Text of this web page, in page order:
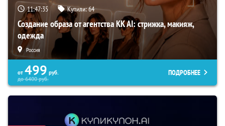
11:47:35 Купили:64
Создание образа от агентства KK AI: стрижка, макияж,
одежда
Россия
от 499 руб.
до6400руб.
ПОДРОБНЕЕ